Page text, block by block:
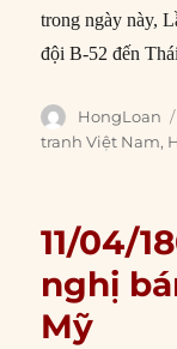
trong ngày này,
đội B-52 đến
Author
HongLoan
tranh Việt Nam,
11/04/
nghị
Mỹ